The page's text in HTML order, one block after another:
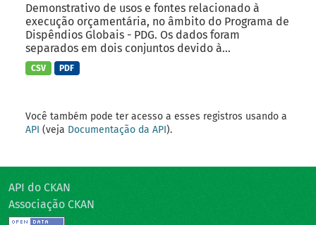
Demonstrativo de usos e fontes relacionado à
execução orçamentária, no âmbito do Programa de
Dispêndios Globais - PDG. Os dados foram
separados em dois conjuntos devido à...
CSV PDF
Você também pode ter acesso a esses registros usando a
API (veja Documentação da API).
API do CKAN
Associação CKAN